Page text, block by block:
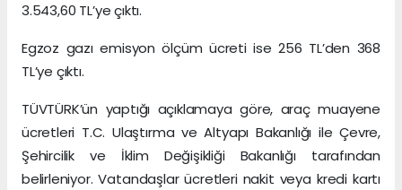
3.543,60 TL’ye çıktı.
Egzoz gazı emisyon ölçüm ücreti ise 256 TL’den 368
TL’ye çıktı.
TÜVTÜRK’ün yaptığı açıklamaya göre, araç muayene
ücretleri T.C. Ulaştırma ve Altyapı Bakanlığı ile Çevre,
Şehircilik ve İklim Değişikliği Bakanlığı tarafından
belirleniyor. Vatandaşlar ücretleri nakit veya kredi kartı